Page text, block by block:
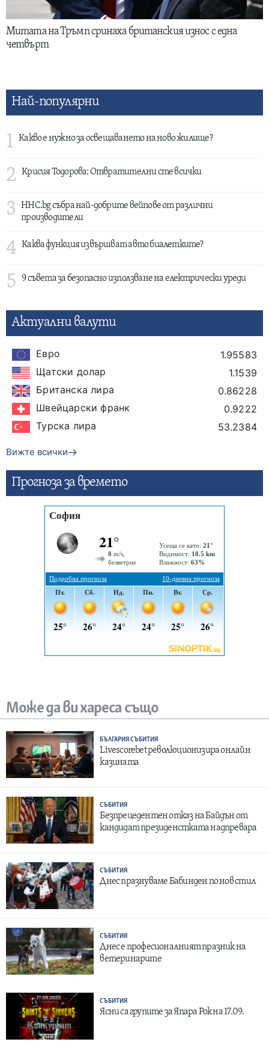
Митата на Тръмп сринаха британския износ с една
четвърт
Най-популярни
1 Какво е нужно за освещаването на ново жилище?
2 Крисия Тодорова: Отвратителни сте всички
3
HHC.bg събра най-добрите вейпове от различни
производители
4 Каква функция извършват авто биалетките?
5 9 съвета за безопасно използване на електрически уреди
Актуални валути
Евро
1.95583
Щатски долар
1.1539
Британска лира
0.86228
Швейцарски франк
0.9222
Турска лира
53.2384
Вижте всички
Прогнозa за времето
Може да ви хареса също
БЪЛГАРИЯСЪБИТИЯ
Livescorebet революционизира онлайн
казината
СЪБИТИЯ
Безпрецедентен отказ на Байдън от
кандидат президенстката надпревара
СЪБИТИЯ
Днес празнуваме Бабинден по нов стил
СЪБИТИЯ
Днес е професионалният празник на
ветеринарите
СЪБИТИЯ
Ясни са групите за Япара Рок на 17.09.